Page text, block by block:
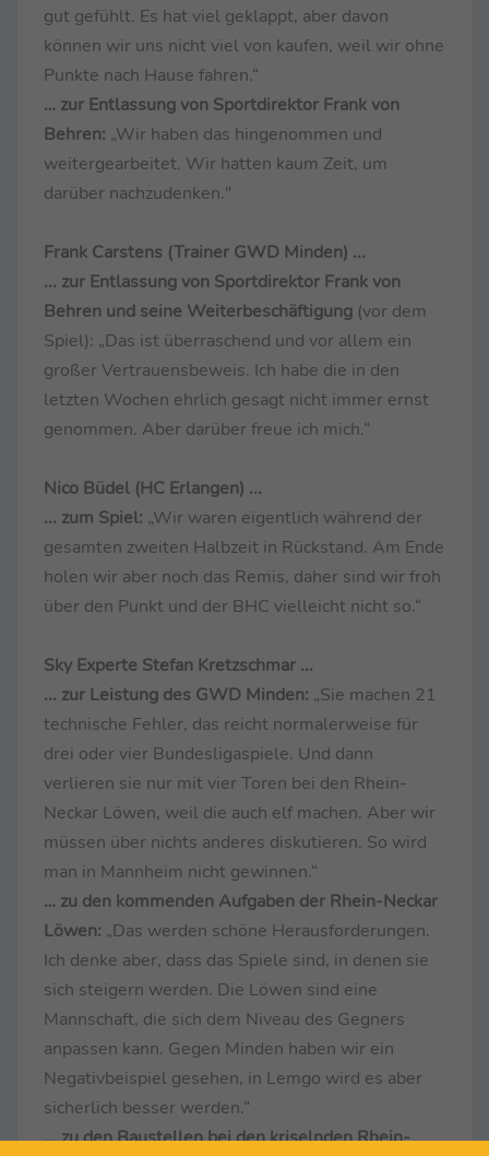
gut gefühlt. Es hat viel geklappt, aber davon
können wir uns nicht viel von kaufen, weil wir ohne
Punkte nach Hause fahren.“
… zur Entlassung von Sportdirektor Frank von
Behren: „Wir haben das hingenommen und
weitergearbeitet. Wir hatten kaum Zeit, um
darüber nachzudenken."
Frank Carstens (Trainer GWD Minden) ...
... zur Entlassung von Sportdirektor Frank von
Behren und seine Weiterbeschäftigung (vor dem
Spiel): „Das ist überraschend und vor allem ein
großer Vertrauensbeweis. Ich habe die in den
letzten Wochen ehrlich gesagt nicht immer ernst
genommen. Aber darüber freue ich mich.“
Nico Büdel (HC Erlangen) ...
... zum Spiel: „Wir waren eigentlich während der
gesamten zweiten Halbzeit in Rückstand. Am Ende
holen wir aber noch das Remis, daher sind wir froh
über den Punkt und der BHC vielleicht nicht so.“
Sky Experte Stefan Kretzschmar ...
... zur Leistung des GWD Minden: „Sie machen 21
technische Fehler, das reicht normalerweise für
drei oder vier Bundesligaspiele. Und dann
verlieren sie nur mit vier Toren bei den Rhein-
Neckar Löwen, weil die auch elf machen. Aber wir
müssen über nichts anderes diskutieren. So wird
man in Mannheim nicht gewinnen.“
… zu den kommenden Aufgaben der Rhein-Neckar
Löwen: „Das werden schöne Herausforderungen.
Ich denke aber, dass das Spiele sind, in denen sie
sich steigern werden. Die Löwen sind eine
Mannschaft, die sich dem Niveau des Gegners
anpassen kann. Gegen Minden haben wir ein
Negativbeispiel gesehen, in Lemgo wird es aber
sicherlich besser werden.“
... zu den Baustellen bei den kriselnden Rhein-